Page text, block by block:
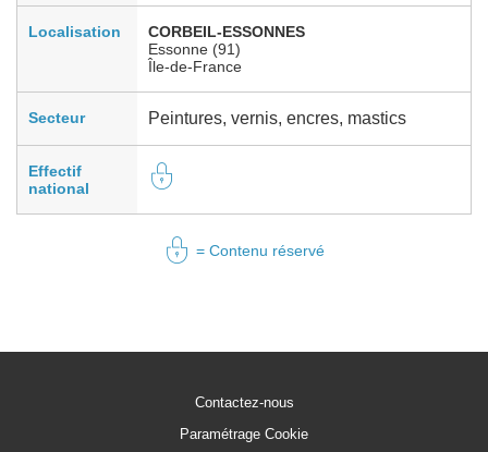
Localisation
CORBEIL-ESSONNES
Essonne (91)
Île-de-France
Secteur Peintures, vernis, encres, mastics
Effectif
national
= Contenu réservé
Contactez-nous
Paramétrage Cookie